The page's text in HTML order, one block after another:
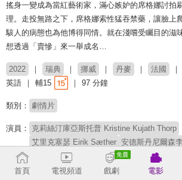
搖身一變成為當紅藝術家，滿心嫉妒的席格娜討拍
理。走投無路之下，席格娜索性猛吞禁藥，讓臉上
駭人的病態也為他博得同情。就在淺嚐受矚目的滋
想透過「賣慘」來一舉成名…
2022 瑞典 挪威 丹麥 法國
英語
輔15 97 分鐘
類別： 劇情片
演員：
克莉絲汀庫亞斯托普 Kristine Kujath Thorp
艾里克塞瑟 Eirik Sæther 安德斯丹尼爾森
安德莉亞巴倫郝威格 Andrea Bræin Hovig
法尼瓦格 Fanny Vaager
首頁 電視頻道 戲劇 電影